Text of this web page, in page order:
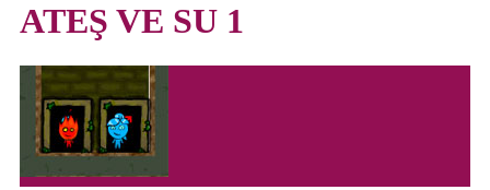
ATEŞ VE SU 1